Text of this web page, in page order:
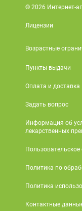
© 2026 Интернет-
Лицензии
Возрастные
Пункты выдачи
Оплата и доставка
Задать вопрос
Информация об
лекарственных
Политика по
Политика
Контактные